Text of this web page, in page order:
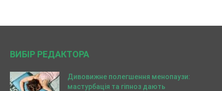
ВИБІР РЕДАКТОРА
Дивовижне полегшення менопаузи:
мастурбація та гіпноз дають